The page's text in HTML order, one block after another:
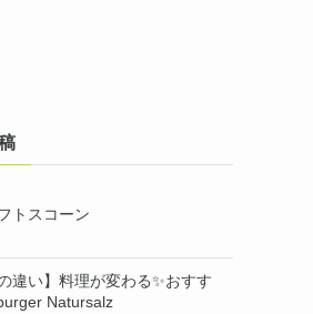
トスコーン
違い】料理が変わる✨おすす
Natursalz